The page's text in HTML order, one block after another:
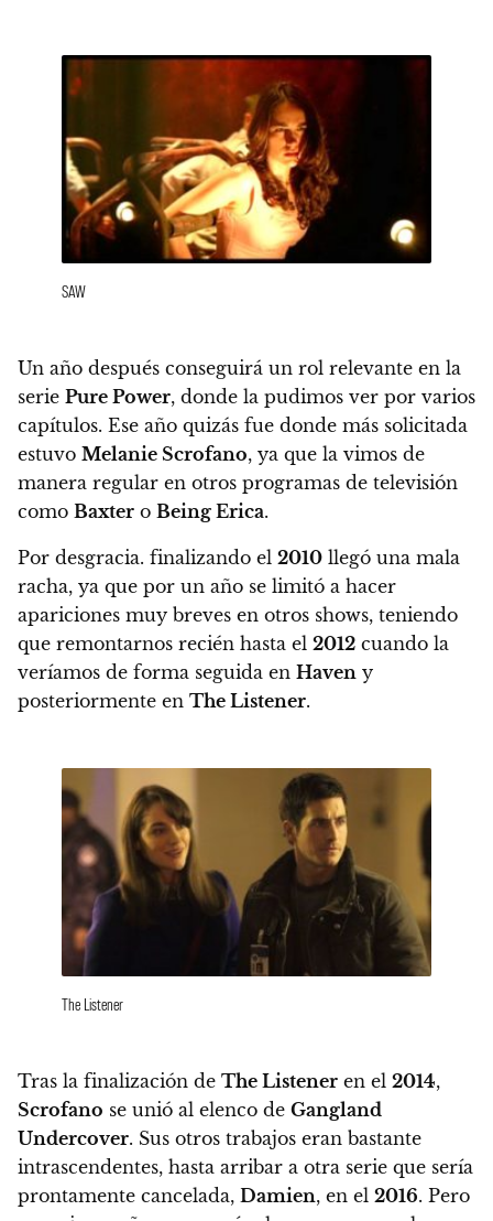
SAW
Un año después conseguirá un rol relevante en la
serie Pure Power, donde la pudimos ver por varios
capítulos. Ese año quizás fue donde más solicitada
estuvo Melanie Scrofano, ya que la vimos de
manera regular en otros programas de televisión
como Baxter o Being Erica.
Por desgracia. finalizando el 2010 llegó una mala
racha, ya que por un año se limitó a hacer
apariciones muy breves en otros shows, teniendo
que remontarnos recién hasta el 2012 cuando la
veríamos de forma seguida en Haven y
posteriormente en The Listener.
The Listener
Tras la finalización de The Listener en el 2014,
Scrofano se unió al elenco de Gangland
Undercover. Sus otros trabajos eran bastante
intrascendentes, hasta arribar a otra serie que sería
prontamente cancelada, Damien, en el 2016. Pero